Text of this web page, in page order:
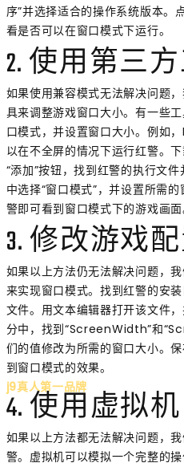
序”并选择适合的操作系统版本。
看是否可以在窗口模式下运行。
2. 使用第三
如果使用兼容模式无法解决问题
具来调整游戏窗口大小。有一些
口模式，并设置窗口大小。例如
以在不全屏的情况下运行红警。
“添加”按钮，找到红警的执行文
中选择“窗口模式”，并设置所需
警即可看到窗口模式下的游戏画面
3. 修改游戏
如果以上方法仍无法解决问题，
来实现窗口模式。找到红警的安
文件。用文本编辑器打开该文件
分中，找到“ScreenWidth”和
们的值修改为所需的窗口大小。
到窗口模式的效果。
j9真人第一品牌
4. 使用虚拟机
如果以上方法都无法解决问题，
警。虚拟机可以模拟一个完整的